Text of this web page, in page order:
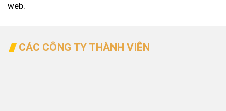
web.
CÁC CÔNG TY THÀNH VIÊN